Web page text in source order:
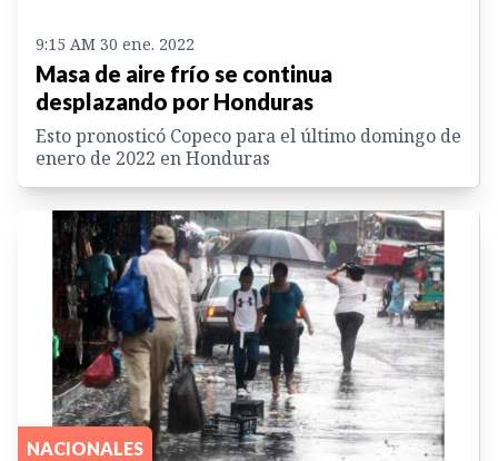
9:15 AM 30 ene. 2022
Masa de aire frío se continua
desplazando por Honduras
Esto pronosticó Copeco para el último domingo de
enero de 2022 en Honduras
NACIONALES